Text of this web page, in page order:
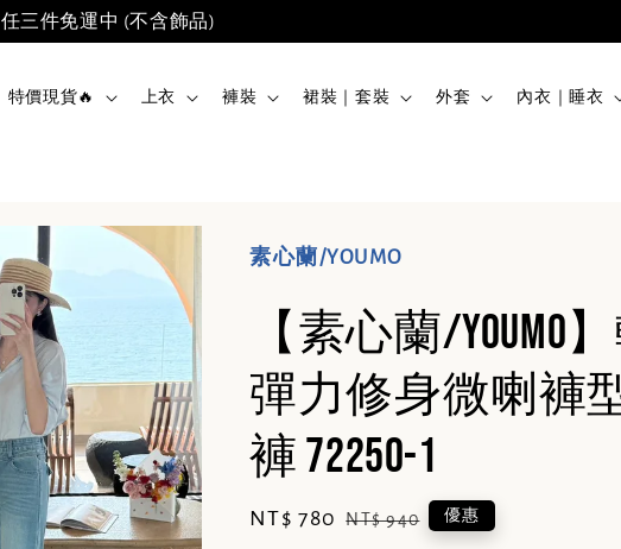
任三件免運中 (不含飾品)
特價現貨🔥 上衣 褲裝 裙裝｜套裝 外套 內衣｜睡衣
素心蘭/YOUMO
【素心蘭/
彈力修身微喇褲
褲 72250-1
Sale
NT$ 780 Regular
NT$ 940 優惠